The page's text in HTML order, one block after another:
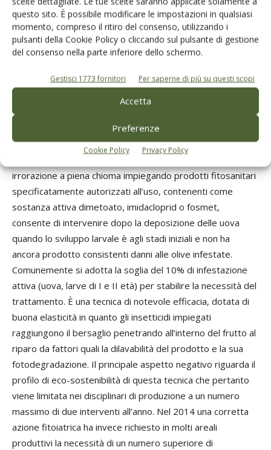
questo sito. È possibile modificare le impostazioni in qualsiasi
momento, compreso il ritiro del consenso, utilizzando i
pulsanti della Cookie Policy o cliccando sul pulsante di gestione
del consenso nella parte inferiore dello schermo.
Gestisci 1773 fornitori Per saperne di più su questi scopi
Accetta
Preferenze
Cookie Policy Privacy Policy
alimentare, a feromoni o multi innesco) già dal mese di
giugno nelle annate in cui lo sviluppo vegetativo dell’olivo è
anticipato, sia attraverso il controllo sistematico dei livelli di
infestazione nelle drupe a partire dalla fase di
fase di indurimento del nocciolo). Il monitoraggio consente
di eseguire con maggiore tempestività gli interventi
fitoiatrici. Questi differiscono poi a seconda se si persegua
una finalità larvicida o adulticida.
irrorazione a piena chioma impiegando prodotti fitosanitari
specificatamente autorizzati all’uso, contenenti come
sostanza attiva dimetoato, imidacloprid o fosmet,
consente di intervenire dopo la deposizione delle uova
quando lo sviluppo larvale è agli stadi iniziali e non ha
ancora prodotto consistenti danni alle olive infestate.
Comunemente si adotta la soglia del 10% di infestazione
attiva (uova, larve di I e II età) per stabilire la necessità del
trattamento. È una tecnica di notevole efficacia, dotata di
buona elasticità in quanto gli insetticidi impiegati
raggiungono il bersaglio penetrando all’interno del frutto al
riparo da fattori quali la dilavabilità del prodotto e la sua
fotodegradazione. Il principale aspetto negativo riguarda il
profilo di eco-sostenibilità di questa tecnica che pertanto
viene limitata nei disciplinari di produzione a un numero
massimo di due interventi all’anno. Nel 2014 una corretta
azione fitoiatrica ha invece richiesto in molti areali
produttivi la necessità di un numero superiore di